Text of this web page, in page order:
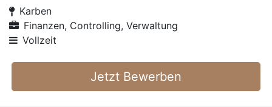
Karben
Finanzen, Controlling, Verwaltung
Vollzeit
Jetzt Bewerben